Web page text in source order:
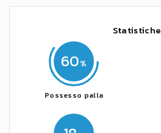
Statistiche
60
Possesso palla